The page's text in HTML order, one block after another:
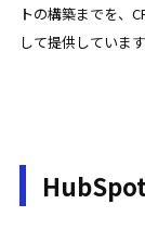
トの構築までを、
して提供しています